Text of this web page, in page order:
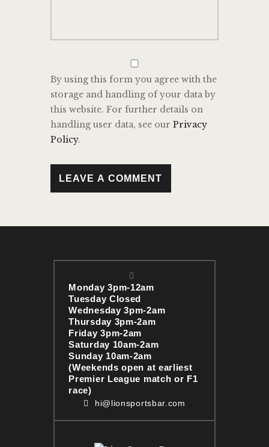
By using this form you agree with the
storage and handling of your data by
this website. For further details on
handling user data, see our Privacy
Policy.
Monday 3pm-12am
Tuesday Closed
Wednesday 3pm-2am
Thursday 3pm-2am
Friday 3pm-2am
Saturday 10am-2am
Sunday 10am-2am
(Weekends open at earliest
Premier League match or F1
race)
hi@lionsportsbar.com